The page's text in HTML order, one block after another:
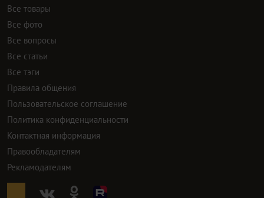
Все товары
Все фото
Все вопросы
Все статьи
Все тэги
Правила общения
Пользовательское соглашение
Политика конфиденциальности
Контактная информация
Правообладателям
Рекламодателям